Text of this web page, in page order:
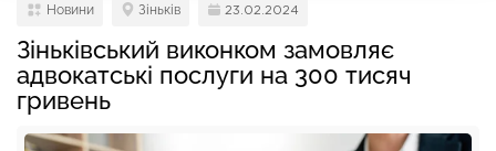
Новини Зіньків 23.02.2024
Зіньківський виконком замовляє
адвокатські послуги на 300 тисяч
гривень